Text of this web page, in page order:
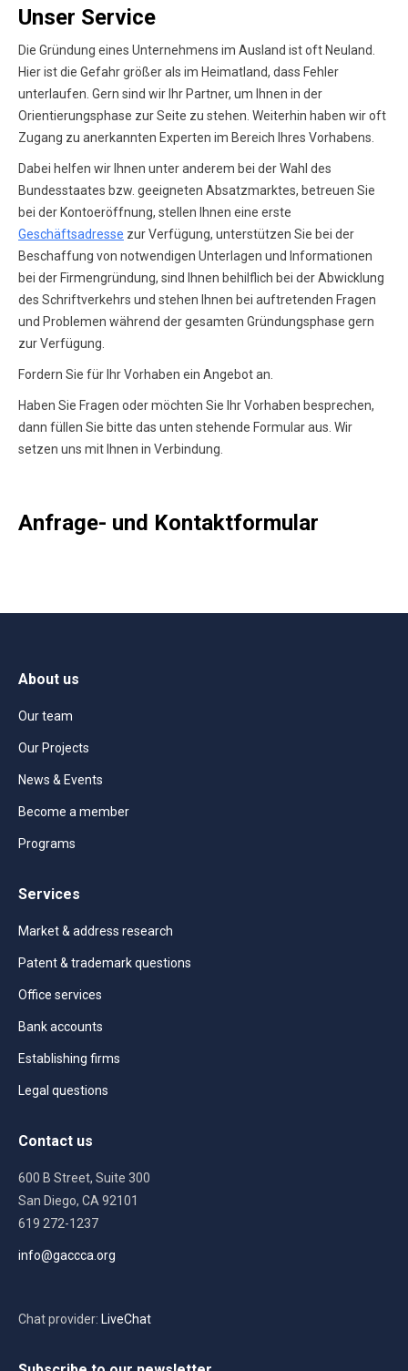
Unser Service
Die Gründung eines Unternehmens im Ausland ist oft Neuland.
Hier ist die Gefahr größer als im Heimatland, dass Fehler
unterlaufen. Gern sind wir Ihr Partner, um Ihnen in der
Orientierungsphase zur Seite zu stehen. Weiterhin haben wir oft
Zugang zu anerkannten Experten im Bereich Ihres Vorhabens.
Dabei helfen wir Ihnen unter anderem bei der Wahl des
Bundesstaates bzw. geeigneten Absatzmarktes, betreuen Sie
bei der Kontoeröffnung, stellen Ihnen eine erste
Geschäftsadresse zur Verfügung, unterstützen Sie bei der
Beschaffung von notwendigen Unterlagen und Informationen
bei der Firmengründung, sind Ihnen behilflich bei der Abwicklung
des Schriftverkehrs und stehen Ihnen bei auftretenden Fragen
und Problemen während der gesamten Gründungsphase gern
zur Verfügung.
Fordern Sie für Ihr Vorhaben ein Angebot an.
Haben Sie Fragen oder möchten Sie Ihr Vorhaben besprechen,
dann füllen Sie bitte das unten stehende Formular aus. Wir
setzen uns mit Ihnen in Verbindung.
Anfrage- und Kontaktformular
About us
Our team
Our Projects
News & Events
Become a member
Programs
Services
Market & address research
Patent & trademark questions
Office services
Bank accounts
Establishing firms
Legal questions
Contact us
600 B Street, Suite 300
San Diego, CA 92101
619 272-1237
info@gaccca.org
Chat provider: LiveChat